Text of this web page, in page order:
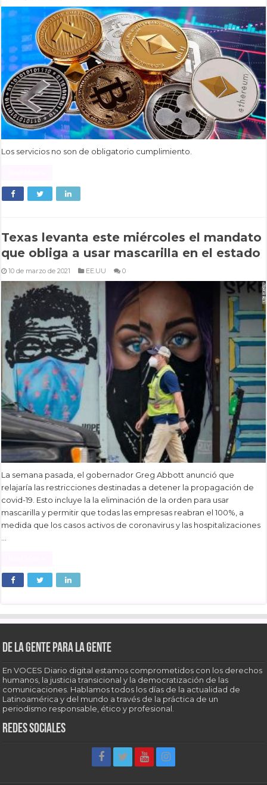
Los servicios no son de obligatorio cumplimiento.
Texas levanta este miércoles el mandato
que obliga a usar mascarilla en el estado
10 de marzo de 2021 EE.UU 0
La semana pasada, el gobernador Greg Abbott anunció que
relajaría las restricciones destinadas a detener la propagación de
covid-19. Esto incluye la la eliminación de la orden para usar
mascarilla y permitir que todas las empresas reabran el 100%, a
medida que los casos activos de coronavirus y las hospitalizaciones
…
De la gente para la gente
En VOCES Diario digital estamos comprometidos con los derechos
humanos, la justicia transicional y la democratización de las
comunicaciones. Hablamos todos los días de la actualidad de
Latinoamérica y del mundo a través de la práctica de un
periodismo responsable, ético y profesional.
Redes sociales